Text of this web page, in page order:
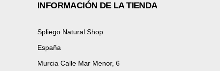
INFORMACIÓN DE LA TIENDA
Spliego Natural Shop
España
Murcia Calle Mar Menor, 6